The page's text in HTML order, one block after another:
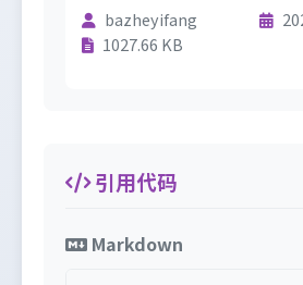
bazheyifang
1027.66 KB
引用代码
Markdown